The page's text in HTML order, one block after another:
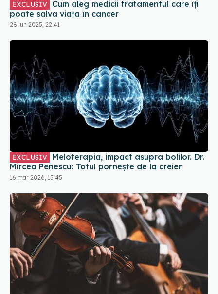
EXCLUSIV
poate salva viața în cancer
28 iun 2025, 22:41
EXCLUSIV
Mircea Penescu: Totul pornește de la creier
16 mar 2026, 15:45